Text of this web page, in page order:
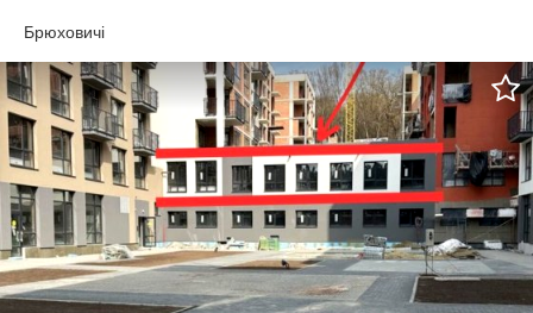
збільшити площу. Стан: під ремонт . Розвинутий район, поруч
магазини, ринок, зупинка транспорту. Ціна 36000$. Відеоогляд.
АН прохання не турбувати. Володимир АН ROKS
Брюховичі